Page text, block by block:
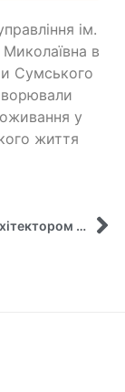
ім.
в
Сумського
у
життя
Зустріч з архітектором спільнот змінотворців ГО “Місто розумних”